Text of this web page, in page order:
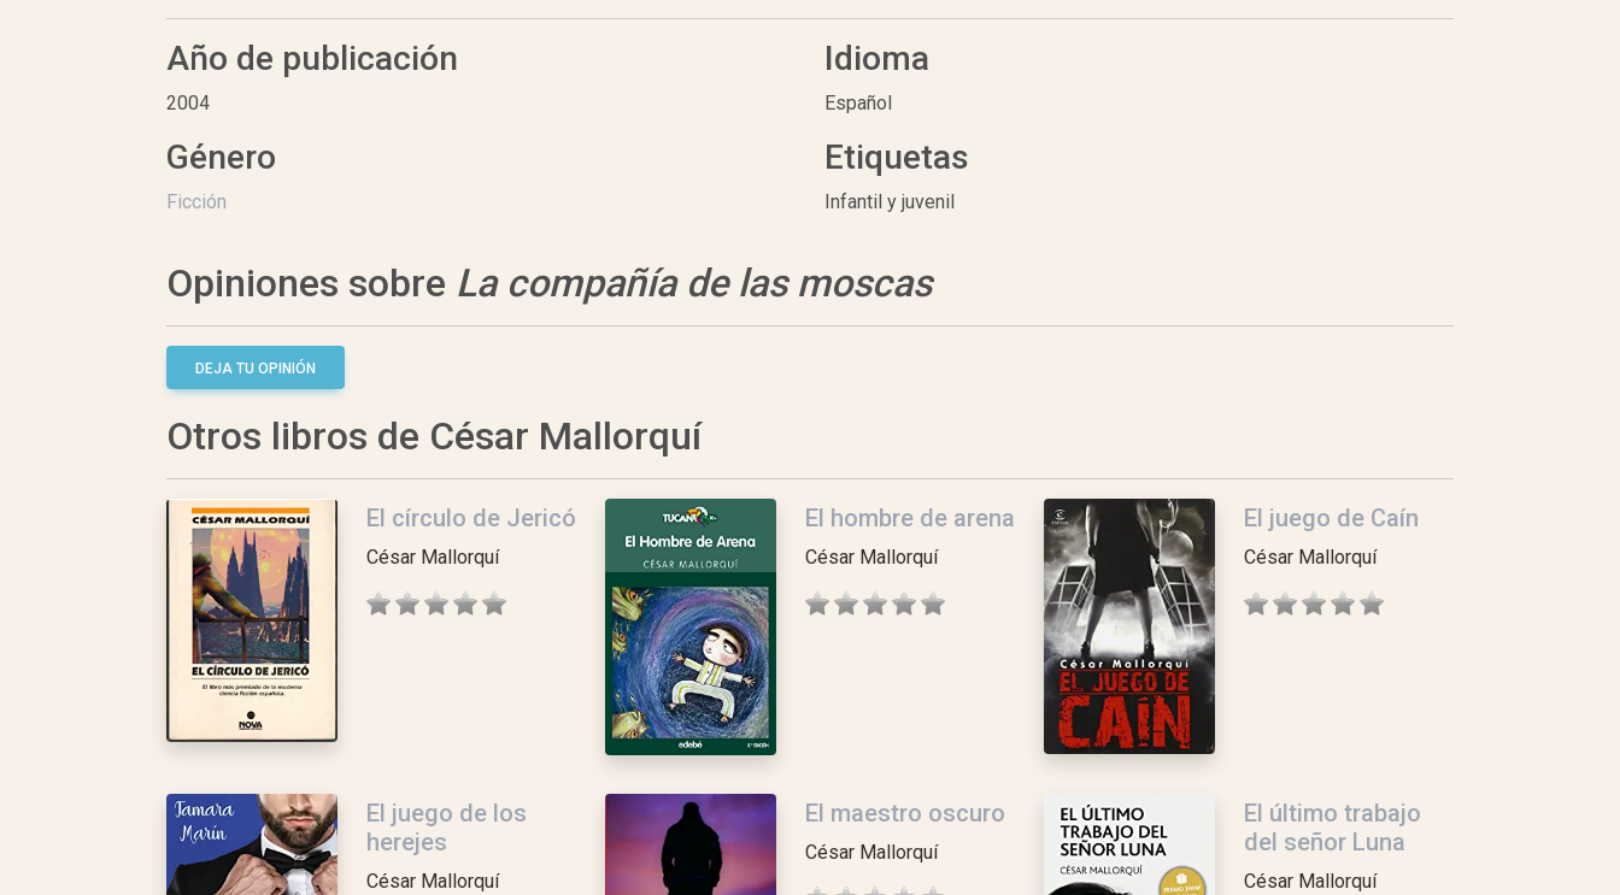
Año de publicación
2004
Idioma
Español
Género
Ficción
Etiquetas
Infantil y juvenil
Opiniones sobre La compañía de las moscas
DEJA TU OPINIÓN
Otros libros de César Mallorquí
El círculo de Jericó
César Mallorquí
El hombre de arena
César Mallorquí
El juego de Caín
César Mallorquí
El juego de los
herejes
César Mallorquí
El maestro oscuro
César Mallorquí
El último trabajo
del señor Luna
César Mallorquí